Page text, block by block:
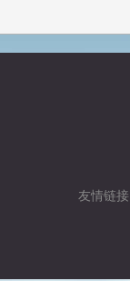
友情链接